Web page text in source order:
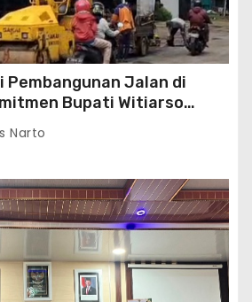
Pembangunan Jalan di
Bupati Witiarso
dan Perekonomian
Narto